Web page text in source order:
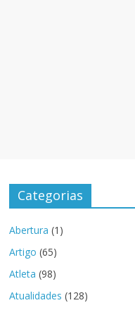
Categorias
Abertura (1)
Artigo (65)
Atleta (98)
Atualidades (128)